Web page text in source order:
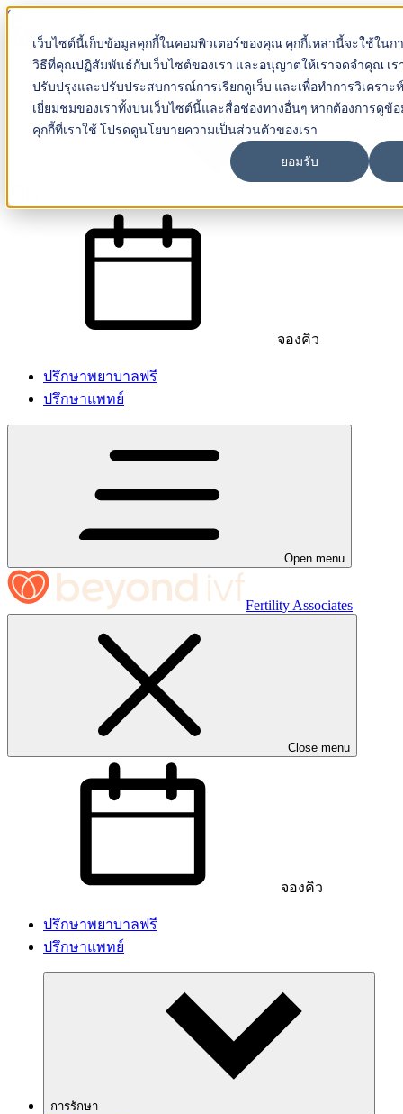
เว็บไซต์นี้เก็บข้อมูลคุกกี้ในคอมพิวเตอร์ของคุณ คุกกี้เหล่านี้จะใช้ในก
วิธีที่คุณปฏิสัมพันธ์กับเว็บไซต์ของเรา และอนุญาตให้เราจดจำคุณ เร
ปรับปรุงและปรับประสบการณ์การเรียกดูเว็บ และเพื่อทำการวิเครา
เยี่ยมชมของเราทั้งบนเว็บไซต์นี้และสื่อช่องทางอื่นๆ หากต้องการดูข้อ
คุกกี้ที่เราใช้ โปรดดูนโยบายความเป็นส่วนตัวของเรา
ยอมรับ
Skip to content
Beyond IVF
จองคิว
ปรึกษาพยาบาลฟรี
ปรึกษาแพทย์
Open menu
Fertility Associates
Close menu
จองคิว
ปรึกษาพยาบาลฟรี
ปรึกษาแพทย์
การรักษา